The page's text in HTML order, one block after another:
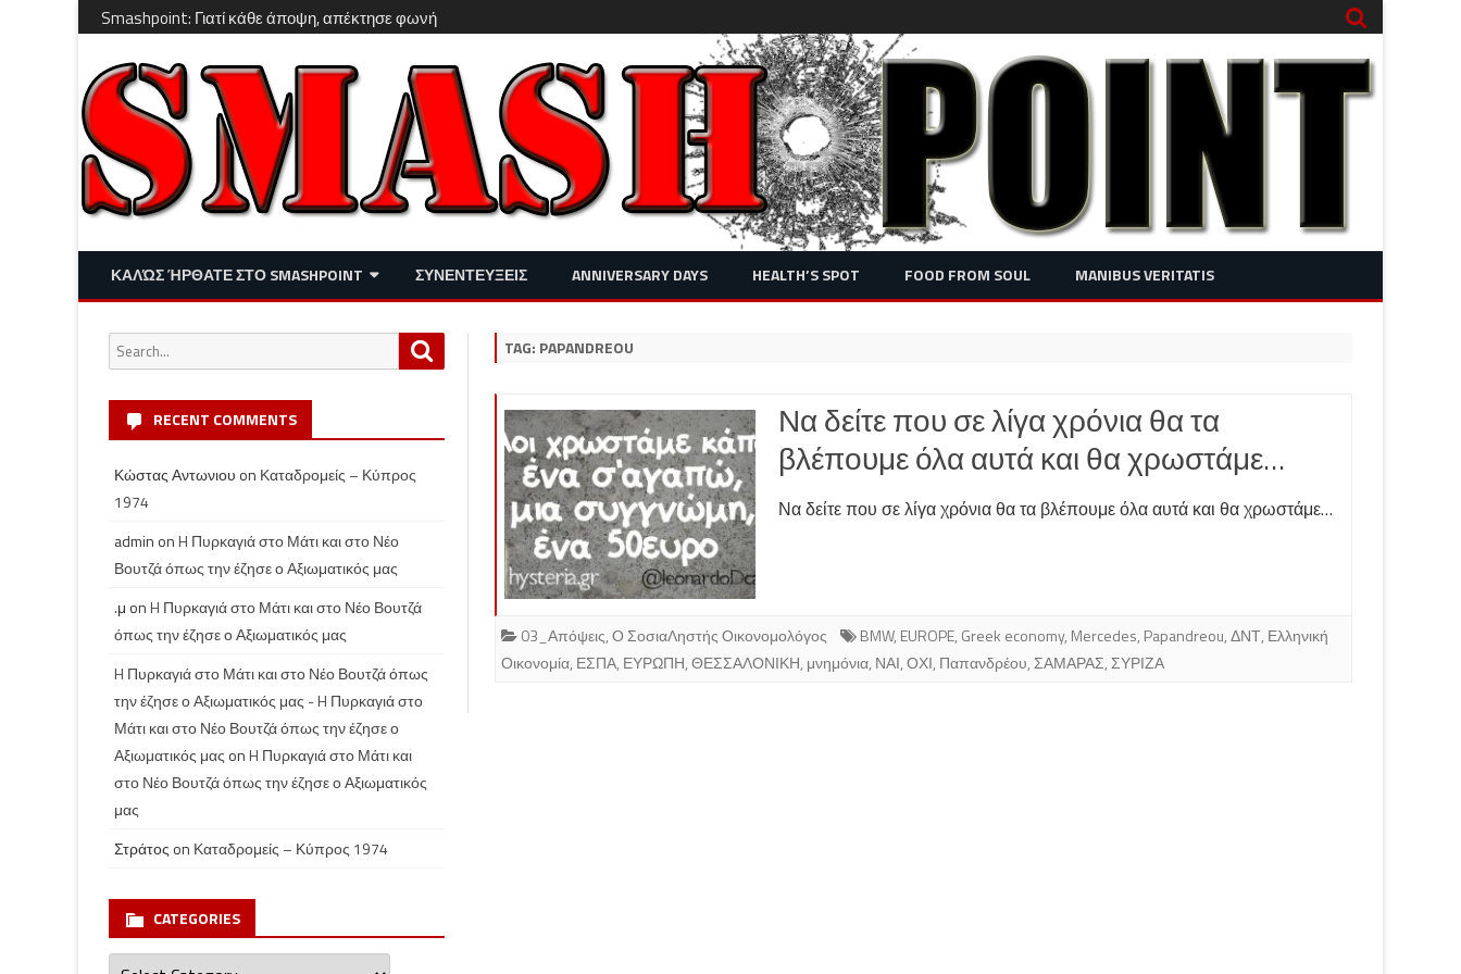
Smashpoint: Γιατί κάθε άποψη, απέκτησε φωνή
Skip
content
ΚΑΛΏΣ ΉΡΘΑΤΕ ΣΤΟ SMASHPOINT
ΔΙΑΣΚΈΔΑΣΗ – LIFESTYLE
ΣΥΝΕΝΤΕΥΞΕΙΣ ANNIVERSARY DAYS HEALTH’S SPOT FOOD FROM SOUL MANIBUS VERITATIS
TAG: PAPANDREOU
Να δείτε που σε λίγα χρόνια θα τα
βλέπουμε όλα αυτά και θα χρωστάμε…
Να δείτε που σε λίγα χρόνια θα τα βλέπουμε όλα αυτά και θα χρωστάμε…
03_Απόψεις,Ο ΣοσιαΛηστής Οικονομολόγος BMW, EUROPE, Greek economy, Mercedes, Papandreou,ΔΝΤ, Ελληνική
Οικονομία, ΕΣΠΑ, ΕΥΡΩΠΗ,ΘΕΣΣΑΛΟΝΙΚΗ, μνημόνια, ΝΑΙ,ΟΧΙ, Παπανδρέου,ΣΑΜΑΡΑΣ,ΣΥΡΙΖΑ
Search
for:
RECENT COMMENTS
Κώστας Αντωνιου on Καταδρομείς – Κύπρος
1974
admin onH Πυρκαγιά στο Μάτι και στο Νέο
Βουτζά όπως την έζησε ο Αξιωματικός μας
.μ onH Πυρκαγιά στο Μάτι και στο Νέο Βουτζά
όπως την έζησε ο Αξιωματικός μας
H Πυρκαγιά στο Μάτι και στο Νέο Βουτζά όπως
την έζησε ο Αξιωματικός μας - H Πυρκαγιά στο
Μάτι και στο Νέο Βουτζά όπως την έζησε ο
Αξιωματικός μας onH Πυρκαγιά στο Μάτι και
στο Νέο Βουτζά όπως την έζησε ο Αξιωματικός
μας
Στράτος on Καταδρομείς – Κύπρος 1974
CATEGORIES
Categories